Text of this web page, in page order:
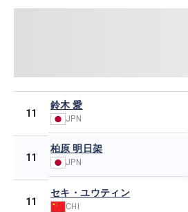
11
鈴木 愛
JPN
11
柏原 明日架
JPN
11
セキ・ユウティン
CHI